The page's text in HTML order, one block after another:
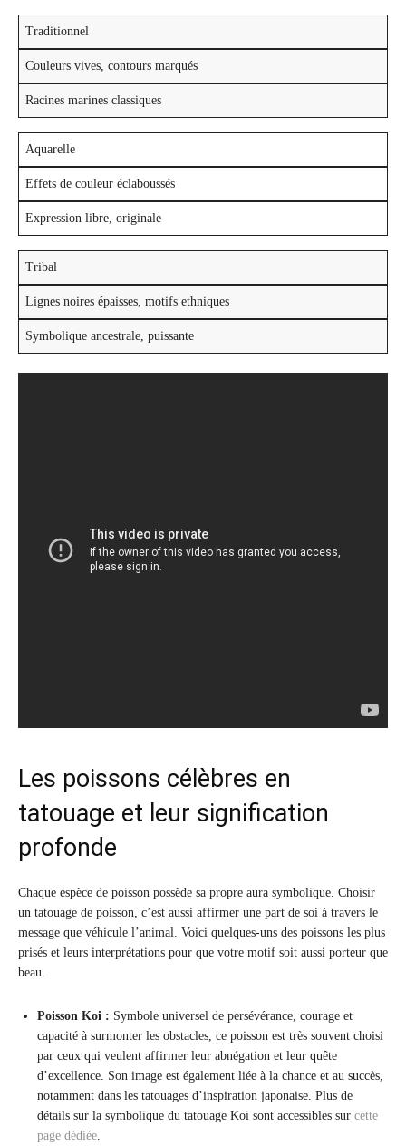
Traditionnel
Couleurs vives, contours marqués
Racines marines classiques
Aquarelle
Effets de couleur éclaboussés
Expression libre, originale
Tribal
Lignes noires épaisses, motifs ethniques
Symbolique ancestrale, puissante
Les poissons célèbres en
tatouage et leur signification
profonde
Chaque espèce de poisson possède sa propre aura symbolique. Choisir
un tatouage de poisson, c’est aussi affirmer une part de soi à travers le
message que véhicule l’animal. Voici quelques-uns des poissons les plus
prisés et leurs interprétations pour que votre motif soit aussi porteur que
beau.
Poisson Koi : Symbole universel de persévérance, courage et
capacité à surmonter les obstacles, ce poisson est très souvent choisi
par ceux qui veulent affirmer leur abnégation et leur quête
d’excellence. Son image est également liée à la chance et au succès,
notamment dans les tatouages d’inspiration japonaise. Plus de
détails sur la symbolique du tatouage Koi sont accessibles sur cette
page dédiée.